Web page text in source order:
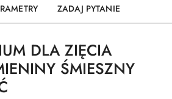
ZADAJ PYTANIE
DLA ZIĘCIA
ŚMIESZNY